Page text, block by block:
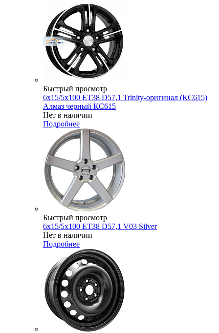
Быстрый просмотр
6x15/5x100 ET38 D57,1 Trinity-оригинал (КС615)
Алмаз черный КС615
Нет в наличии
Подробнее
Быстрый просмотр
6x15/5x100 ET38 D57,1 V03 Silver
Нет в наличии
Подробнее